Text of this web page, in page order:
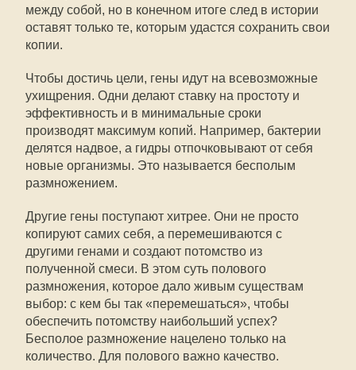
между собой, но в конечном итоге след в истории
оставят только те, которым удастся сохранить свои
копии.
Чтобы достичь цели, гены идут на всевозможные
ухищрения. Одни делают ставку на простоту и
эффективность и в минимальные сроки
производят максимум копий. Например, бактерии
делятся надвое, а гидры отпочковывают от себя
новые организмы. Это называется бесполым
размножением.
Другие гены поступают хитрее. Они не просто
копируют самих себя, а перемешиваются с
другими генами и создают потомство из
полученной смеси. В этом суть полового
размножения, которое дало живым существам
выбор: с кем бы так «перемешаться», чтобы
обеспечить потомству наибольший успех?
Бесполое размножение нацелено только на
количество. Для полового важно качество.